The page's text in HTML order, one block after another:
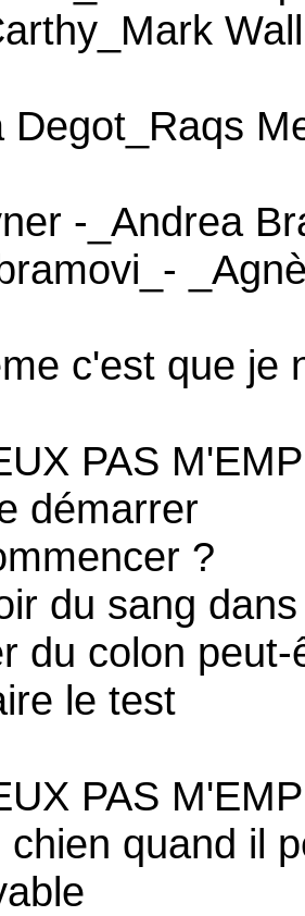
Degot_Raqs
-_Andrea
c'est que je
PAS
démarrer
?
du sang
du colon peut-
le test
PAS
quand il